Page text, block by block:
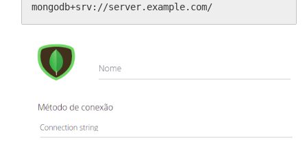
mongodb+srv://server.example.com/